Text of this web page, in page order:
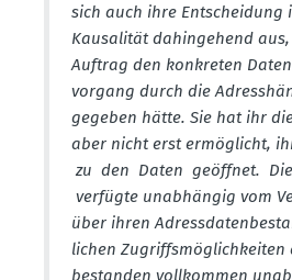
sich auch ihre Entscheidung
Kausa­lität dahin­gehend
Auftrag den konkreten
vorgang durch die
gegeben hätte. Sie hat ihr
aber nicht erst ermög­licht,
zu den Daten geöffnet.
verfügte unabhängig vom
über ihren
lichen Zugriffs­mög­lich­keiten
bestanden vollkommen